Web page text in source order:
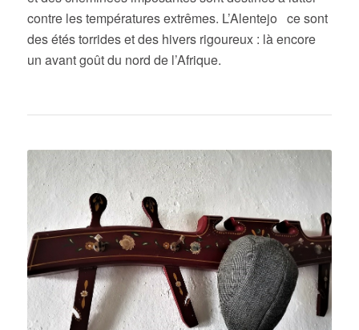
contre les températures extrêmes. L’Alentejo ce sont
des étés torrides et des hivers rigoureux : là encore
un avant goût du nord de l’Afrique.